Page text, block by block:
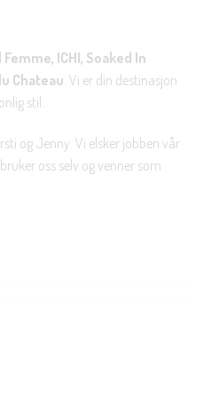
ICHI, Soaked In
Chateau . Vi er din destinasjon
stil.
og Jenny. Vi elsker jobben vår
oss selv og venner som